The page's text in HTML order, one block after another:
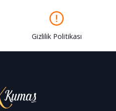
Gizlilik Politikası